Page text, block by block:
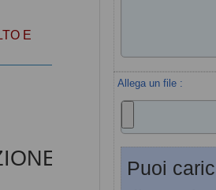
Allega un file :
Puoi
E